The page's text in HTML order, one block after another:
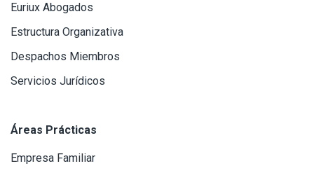
Euriux Abogados
Estructura Organizativa
Despachos Miembros
Servicios Jurídicos
Áreas Prácticas
Empresa Familiar